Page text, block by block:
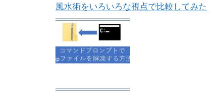
風水術をいろいろな視点で比較してみた